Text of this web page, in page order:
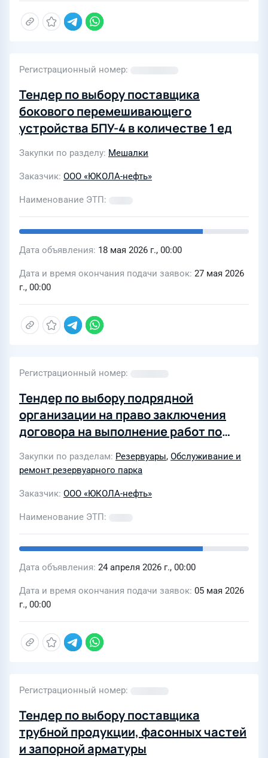
Регистрационный номер
Тендер по выбору поставщика
бокового перемешивающего
устройства БПУ-4 в количестве 1 ед
Закупки по разделу Мешалки
Заказчик ООО «ЮКОЛА-нефть»
Наименование ЭТП
Дата объявления 18 мая 2026 г., 00:00
Дата и время окончания подачи заявок 27 мая 2026
г., 00:00
Регистрационный номер
Тендер по выбору подрядной
организации на право заключения
договора на выполнение работ по
ремонту РВС-2000 №6 на УПТН в с.
Богородское
Закупки по разделам Резервуары, Обслуживание и
ремонт резервуарного парка
Заказчик ООО «ЮКОЛА-нефть»
Наименование ЭТП
Дата объявления 24 апреля 2026 г., 00:00
Дата и время окончания подачи заявок 05 мая 2026
г., 00:00
Регистрационный номер
Тендер по выбору поставщика
трубной продукции, фасонных частей
и запорной арматуры